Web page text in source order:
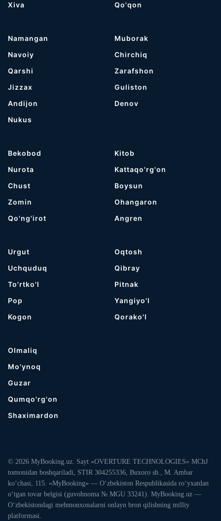
Хiva
Qo'qon
Namangan
Navoiy
Qarshi
Jizzax
Andijon
Nukus
Muborak
Chirchiq
Zarafshon
Guliston
Denov
Bekobod
Nurota
Chust
Zomin
Qo'ng'irot
Kitob
Kattaqo'rg'on
Boysun
Ohangaron
Angren
Urgut
Uchquduq
To'rtko'l
Pop
Kogon
Oqtosh
Qibray
Pitnak
Yangiyo'l
Qorako'l
Olmaliq
Mo'ynoq
Guzar
Qumqo'rg'on
Shaximardon
© 2026 MyBooking.uz. Sayt «OVERTURE TECHNOLOGIES» MChJ
tomonidan boshqariladi, STIR 304255336, Buxoro sh., M. Ambar
ko‘chasi, 115. «MyBooking» — O‘zbekiston Respublikasida ro‘yxatdan
o‘tgan tovar belgisi (guvohnoma № MGU 33241). MyBooking.uz —
O‘zbekistondagi mehmonxonalarni onlayn bron qilishning milliy
platformasi.